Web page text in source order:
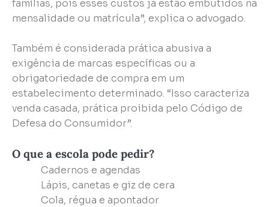
famílias, pois esses custos já estão embutidos na
mensalidade ou matrícula”, explica o advogado.
Também é considerada prática abusiva a
exigência de marcas específicas ou a
obrigatoriedade de compra em um
estabelecimento determinado. “Isso caracteriza
venda casada, prática proibida pelo Código de
Defesa do Consumidor”.
O que a escola pode pedir?
Cadernos e agendas
Lápis, canetas e giz de cera
Cola, régua e apontador